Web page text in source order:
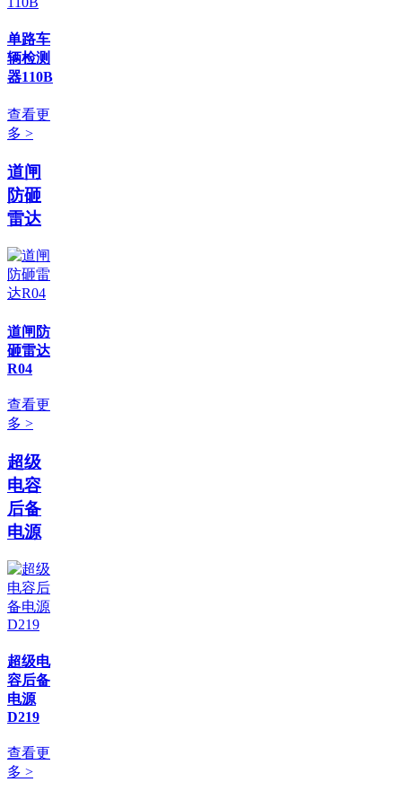
单路车
辆检测
器110B
查看更
多 >
道闸
防砸
雷达
道闸防
砸雷达
R04
查看更
多 >
超级
电容
后备
电源
超级电
容后备
电源
D219
查看更
多 >